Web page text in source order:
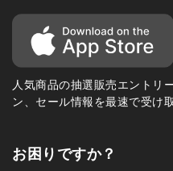
人気商品の抽選販売エントリ
ン、セール情報を最速で受け
お困りですか？